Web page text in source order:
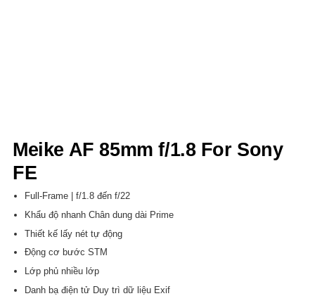
Meike AF 85mm f/1.8 For Sony
FE
Full-Frame | f/1.8 đến f/22
Khẩu độ nhanh Chân dung dài Prime
Thiết kế lấy nét tự động
Động cơ bước STM
Lớp phủ nhiều lớp
Danh bạ điện tử Duy trì dữ liệu Exif